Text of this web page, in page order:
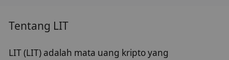
Tentang LIT
LIT (LIT) adalah mata uang kripto yang